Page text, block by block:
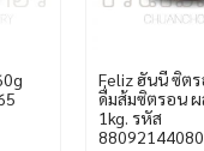
Feliz ฮันนี ซิต
ดื่มส้มซิตรอน
1kg. รหัส